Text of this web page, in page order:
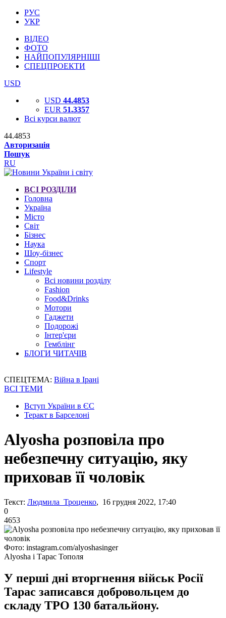
РУС
УКР
ВІДЕО
ФОТО
НАЙПОПУЛЯРНІШІ
СПЕЦПРОЕКТИ
USD
USD 44.4853
EUR 51.3357
Всі курси валют
44.4853
Авторизація
Пошук
RU
ВСІ РОЗДІЛИ
Головна
Україна
Місто
Світ
Бізнес
Наука
Шоу-бізнес
Спорт
Lifestyle
Всі новини розділу
Fashion
Food&Drinks
Мотори
Гаджети
Подорожі
Інтер'єри
Гемблінг
БЛОГИ ЧИТАЧІВ
СПЕЦТЕМА: Війна в Ірані
ВСІ ТЕМИ
Вступ України в ЄС
Теракт в Барселоні
Alyosha розповіла про
небезпечну ситуацію, яку
приховав її чоловік
Текст: Людмила Троценко, 16 грудня 2022, 17:40
0
4653
Фото: instagram.com/alyoshasinger
Alyosha і Тарас Тополя
У перші дні вторгнення військ Росії
Тарас записався добровольцем до
складу ТРО 130 батальйону.